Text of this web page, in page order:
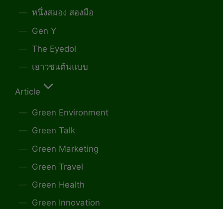
หนึ่งสมอง สองมือ
Gen Y
The Eyedol
เยาวชนต้นแบบ
Article
Green Environment
Green Talk
Green Marketing
Green Travel
Green Health
Green Innovation